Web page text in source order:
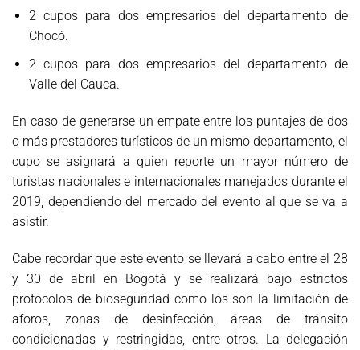
2 cupos para dos empresarios del departamento de
Chocó.
2 cupos para dos empresarios del departamento de
Valle del Cauca.
En caso de generarse un empate entre los puntajes de dos
o más prestadores turísticos de un mismo departamento, el
cupo se asignará a quien reporte un mayor número de
turistas nacionales e internacionales manejados durante el
2019, dependiendo del mercado del evento al que se va a
asistir.
Cabe recordar que este evento se llevará a cabo entre el 28
y 30 de abril en Bogotá y se realizará bajo estrictos
protocolos de bioseguridad como los son la limitación de
aforos, zonas de desinfección, áreas de tránsito
condicionadas y restringidas, entre otros. La delegación